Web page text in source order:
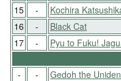
15
- Kochira
16
- Black Cat
17
- Pyu to Fuku!
-
- Gedoh the